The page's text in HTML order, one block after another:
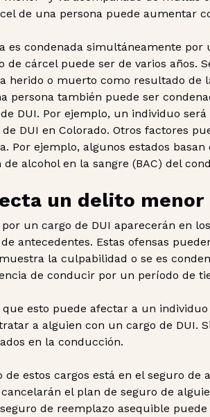
de una persona puede aumentar
es condenada simultáneamente
de cárcel puede ser de varios años.
herido o muerto como resultado de
persona también puede ser
DUI. Por ejemplo, un individuo
DUI en Colorado. Otros factores
Por ejemplo, algunos estados
alcohol en la sangre (BAC) del
un delito menor
por un cargo de DUI aparecerán en
antecedentes. Estas ofensas
la culpabilidad o se es
de conducir por un período de
esto puede afectar a un
a alguien con un cargo de DUI.
en la conducción.
de estos cargos está en el seguro de
el plan de seguro de
de reemplazo asequible